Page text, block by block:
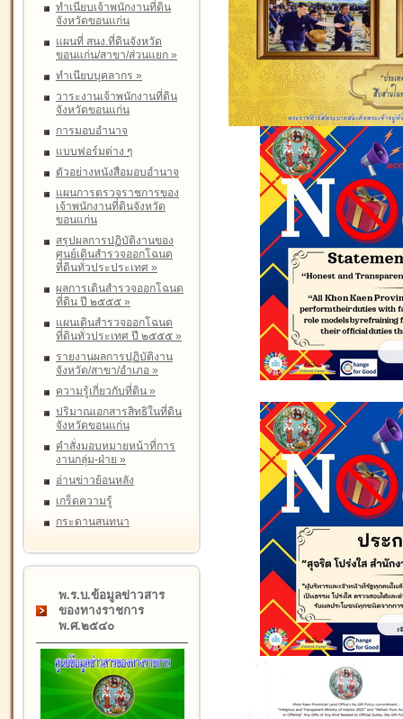
ทำเนียบเจ้าพนักงานที่ดิน
จังหวัดขอนแก่น
แผนที่ สนง.ที่ดินจังหวัด
ขอนแก่น/สาขา/ส่วนแยก »
ทำเนียบบุคลากร »
วาระงานเจ้าพนักงานที่ดิน
จังหวัดขอนแก่น
การมอบอำนาจ
แบบฟอร์มต่าง ๆ
ตัวอย่างหนังสือมอบอำนาจ
แผนการตรวจราชการของ
เจ้าพนักงานที่ดินจังหวัด
ขอนแก่น
สรุปผลการปฏิบัติงานของ
ศูนย์เดินสำรวจออกโฉนด
ที่ดินทั่วประประเทศ »
ผลการเดินสำรวจออกโฉนด
ที่ดิน ปี ๒๕๕๕ »
แผนเดินสำรวจออกโฉนด
ที่ดินทั่วประเทศ ปี ๒๕๕๕ »
รายงานผลการปฏิบัติงาน
จังหวัด/สาขา/อำเภอ »
ความรู้เกี่ยวกับที่ดิน »
ปริมาณเอกสารสิทธิในที่ดิน
จังหวัดขอนแก่น
คำสั่งมอบหมายหน้าที่การ
งานกลุ่ม-ฝ่าย »
อ่านข่าวย้อนหลัง
เกร็ดความรู้
กระดานสนทนา
พ.ร.บ.ข้อมูลข่าวสาร
ของทางราชการ
พ.ศ.๒๕๔๐